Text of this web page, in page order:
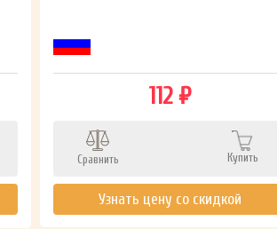
112 ₽
Сравнить Купить
Узнать цену со скидкой